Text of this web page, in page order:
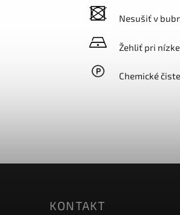
Nesušiť v
Žehliť pri
Chemické
KONTAKT